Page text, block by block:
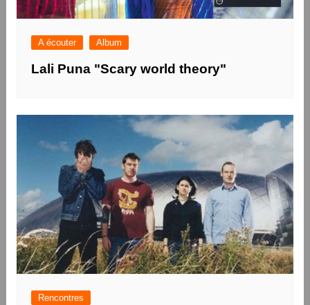
A écouter Album
Lali Puna "Scary world theory"
Rencontres